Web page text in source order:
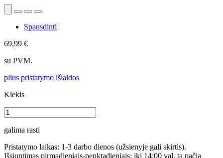
Spausdinti
69,99 €
su PVM.
plius pristatymo išlaidos
Kiekis
galima rasti
Pristatymo laikas: 1-3 darbo dienos (užsienyje gali skirtis).
Išsiuntimas pirmadieniais-penktadieniais: iki 14:00 val. tą pačią